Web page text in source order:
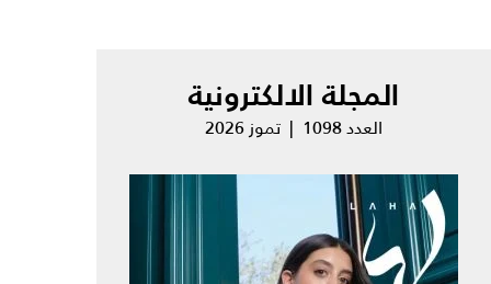
المجلة الالكترونية
العدد 1098 | تموز 2026